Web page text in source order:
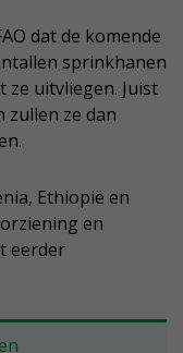
dat de komende
sprinkhanen
ze uitvliegen. Juist
zullen ze dan
Ethiopië en
en
eerder